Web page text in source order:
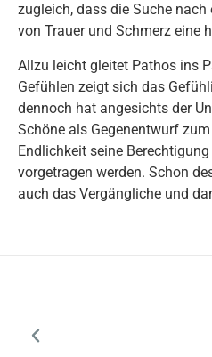
zugleich, dass die Suche
von Trauer und Schmerz eine
Allzu leicht gleitet Pathos ins
Gefühlen zeigt sich das
dennoch hat angesichts der
Schöne als Gegenentwurf
Endlichkeit seine
vorgetragen werden. Schon
auch das Vergängliche und